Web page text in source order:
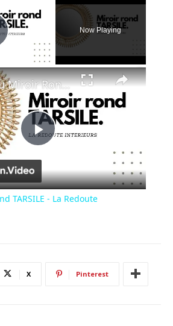
Video
Now Playing
×
Play
Video
Avis du Miroir Rond TARSILE - La Redoute
TARSILE - La Redoute
X Pinterest